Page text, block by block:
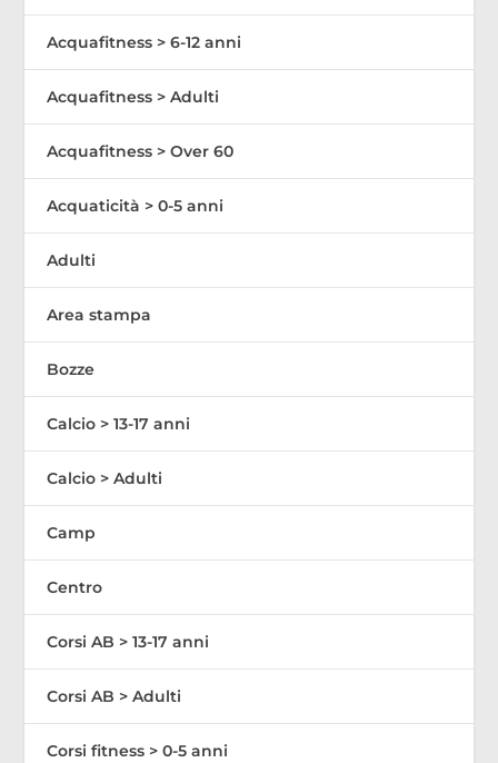
Acquafitness > 6-12 anni
Acquafitness > Adulti
Acquafitness > Over 60
Acquaticità > 0-5 anni
Adulti
Area stampa
Bozze
Calcio > 13-17 anni
Calcio > Adulti
Camp
Centro
Corsi AB > 13-17 anni
Corsi AB > Adulti
Corsi fitness > 0-5 anni